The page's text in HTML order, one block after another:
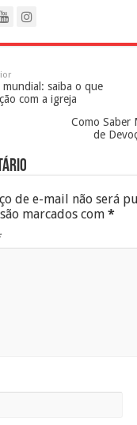
saiba o que
com a igreja
Como Saber
de
de e-mail não será
marcados com*